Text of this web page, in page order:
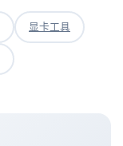
显卡工具